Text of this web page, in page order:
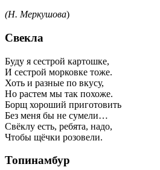
(Н. Меркушова)
Свекла
Буду я сестрой картошке,
И сестрой морковке тоже.
Хоть и разные по вкусу,
Но растем мы так похоже.
Борщ хороший приготовить
Без меня бы не сумели…
Свёклу есть, ребята, надо,
Чтобы щёчки розовели.
Топинамбур